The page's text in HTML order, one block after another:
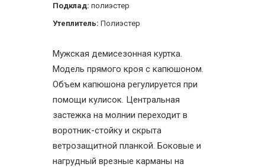
Подклад: полиэстер
Утеплитель: Полиэстер
Мужская демисезонная куртка.
Модель прямого кроя с капюшоном.
Объем капюшона регулируется при
помощи кулисок. Центральная
застежка на молнии переходит в
воротник-стойку и скрыта
ветрозащитной планкой. Боковые и
нагрудный врезные карманы на